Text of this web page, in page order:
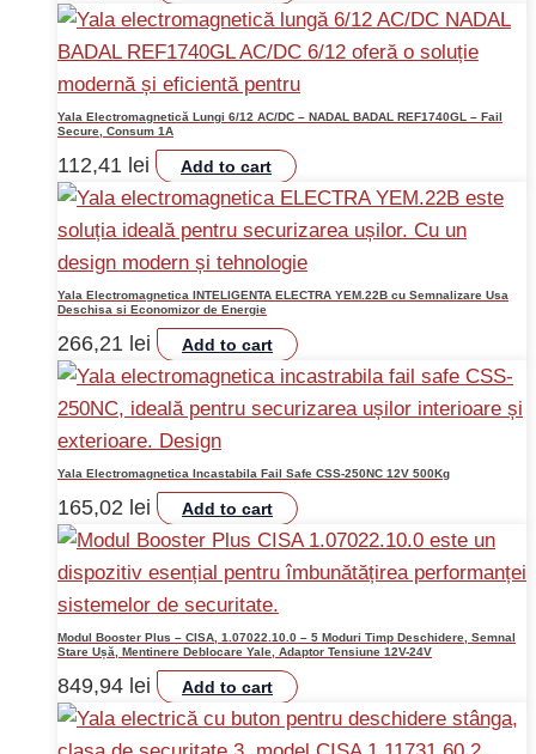
Yala Electromagnetică Lungi 6/12 AC/DC – NADAL BADAL REF1740GL – Fail
Secure, Consum 1A
112,41 lei Add to cart
Yala Electromagnetica INTELIGENTA ELECTRA YEM.22B cu Semnalizare Usa
Deschisa si Economizor de Energie
266,21 lei Add to cart
Yala Electromagnetica Incastabila Fail Safe CSS-250NC 12V 500Kg
165,02 lei Add to cart
Modul Booster Plus – CISA, 1.07022.10.0 – 5 Moduri Timp Deschidere, Semnal
Stare Ușă, Mentinere Deblocare Yale, Adaptor Tensiune 12V-24V
849,94 lei Add to cart